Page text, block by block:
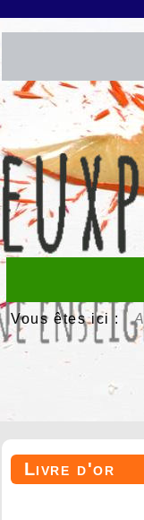
Vous êtes ici :
Livre d'or